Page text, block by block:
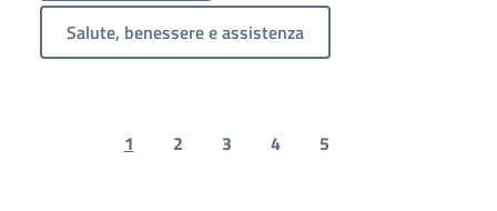
Salute, benessere e assistenza
Previous page
1 2 3 4 5